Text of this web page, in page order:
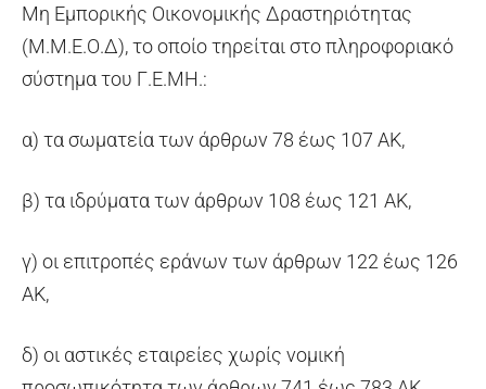
Μη Εμπορικής Οικονομικής Δραστηριότητας
(Μ.Μ.Ε.Ο.Δ), το οποίο τηρείται στο πληροφοριακό
σύστημα του Γ.Ε.ΜΗ.:
α) τα σωματεία των άρθρων 78 έως 107 ΑΚ,
β) τα ιδρύματα των άρθρων 108 έως 121 ΑΚ,
γ) οι επιτροπές εράνων των άρθρων 122 έως 126
ΑΚ,
δ) οι αστικές εταιρείες χωρίς νομική